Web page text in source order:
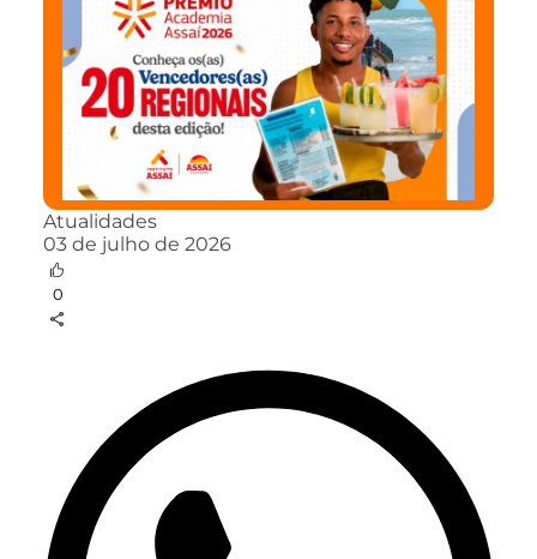
Atualidades
03 de julho de 2026
0